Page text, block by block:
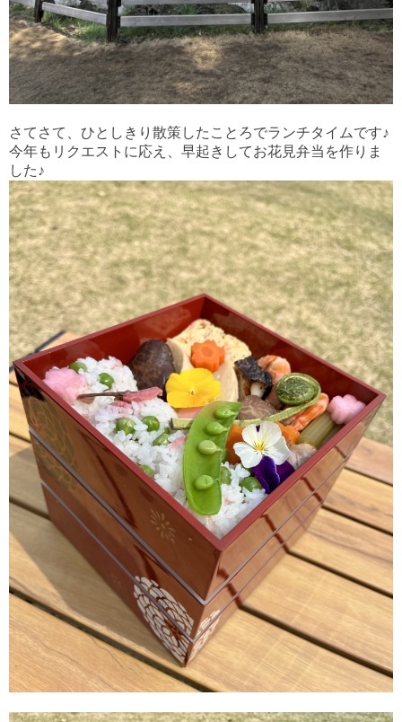
さてさて、ひとしきり散策したことろでランチタイムです♪
今年もリクエストに応え、早起きしてお花見弁当を作りま
した♪